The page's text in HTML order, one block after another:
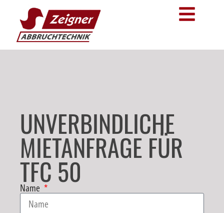
UNVERBINDLICHE
MIETANFRAGE FÜR
TFC 50
Name